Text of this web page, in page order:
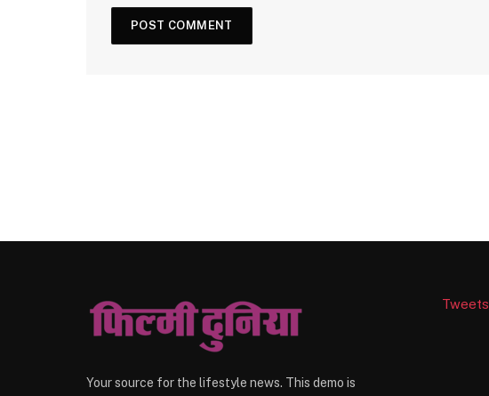
Your source for the lifestyle news. This demo is